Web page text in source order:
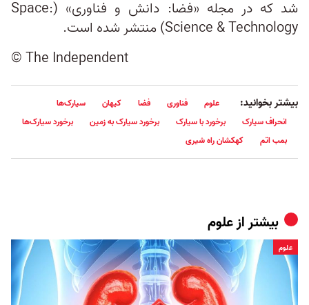
شد که در مجله «فضا: دانش و فناوری» (Space:
Science & Technology) منتشر شده است.
© The Independent
بیشتر بخوانید: علوم فناوری فضا کیهان
سیارک‌ها
انحراف سیارک
برخورد با سیارک برخورد سیارک به زمین
برخورد سیارک‌ها
بمب اتم
کهکشان راه شیری
بیشتر ازعلوم
علوم